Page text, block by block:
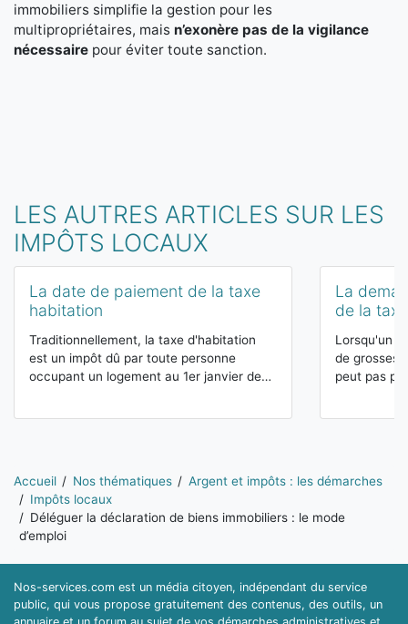
immobiliers simplifie la gestion pour les
multipropriétaires, mais n’exonère pas de la vigilance
nécessaire pour éviter toute sanction.
LES AUTRES ARTICLES SUR LES
IMPÔTS LOCAUX
La date de paiement de la taxe
habitation
Traditionnellement, la taxe d'habitation
est un impôt dû par toute personne
occupant un logement au 1er janvier de…
La
de la
Lorsqu'un
de grosses
peut pas
Vous êtes ici:
Accueil Nos thématiques
Argent et impôts : les démarches
Impôts locaux
Déléguer la déclaration de biens immobiliers : le mode
d’emploi
Nos-services.com est un média citoyen, indépendant du service
public, qui vous propose gratuitement des contenus, des outils, un